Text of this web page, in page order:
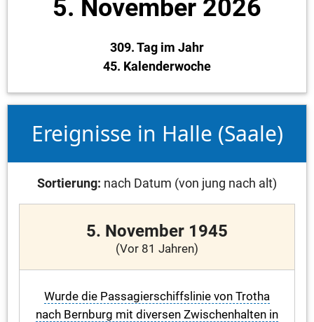
5. November 2026
309. Tag im Jahr
45. Kalenderwoche
Ereignisse in Halle (Saale)
Sortierung: nach Datum (von jung nach alt)
5. November 1945
(Vor 81 Jahren)
Wurde die Passagierschiffslinie von Trotha
nach Bernburg mit diversen Zwischenhalten in